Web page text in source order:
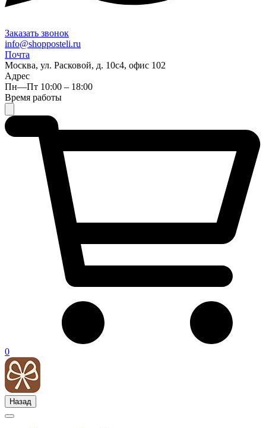
Заказать звонок
info@shopposteli.ru
Почта
Москва, ул. Расковой, д. 10с4, офис 102
Адрес
Пн—Пт 10:00 – 18:00
Время работы
0
Назад